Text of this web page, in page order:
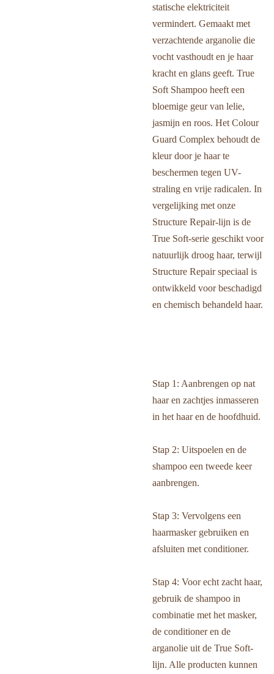
statische elektriciteit
vermindert. Gemaakt met
verzachtende arganolie die
vocht vasthoudt en je haar
kracht en glans geeft. True
Soft Shampoo heeft een
bloemige geur van lelie,
jasmijn en roos. Het Colour
Guard Complex behoudt de
kleur door je haar te
beschermen tegen UV-
straling en vrije radicalen. In
vergelijking met onze
Structure Repair-lijn is de
True Soft-serie geschikt voor
natuurlijk droog haar, terwijl
Structure Repair speciaal is
ontwikkeld voor beschadigd
en chemisch behandeld haar.
Stap 1: Aanbrengen op nat
haar en zachtjes inmasseren
in het haar en de hoofdhuid.
Stap 2: Uitspoelen en de
shampoo een tweede keer
aanbrengen.
Stap 3: Vervolgens een
haarmasker gebruiken en
afsluiten met conditioner.
Stap 4: Voor echt zacht haar,
gebruik de shampoo in
combinatie met het masker,
de conditioner en de
arganolie uit de True Soft-
lijn. Alle producten kunnen